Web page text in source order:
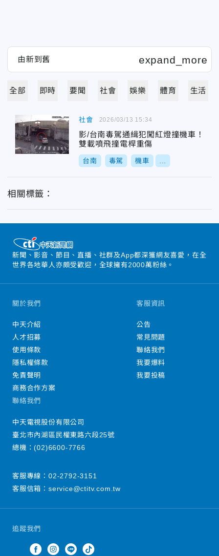
全部 即時 要聞 社會 娛樂 體育 生活
社會
影/台南毒駕通緝犯闖紅燈撞機車！
雙載噴飛撞電桿重傷
台南 毒駕 機車
2026/03/13 15:34
相關標籤：
新聞、影音、節目、直播、社群及App都深獲網友喜愛，在全
世界各地華人亦頗受歡迎，全球擁有2000萬粉絲。
追蹤我們
關於我們
中天介紹
人才招募
使用條款
隱私權條款
免責聲明
商務合作方案
客服資訊
公告
常見問題
聯絡我們
我要爆料
我要投稿
聯絡我們
中天電視股份有限公司
臺北市內湖區民權東路六段25號
總機：(02)6600-7766
客服專線： 02-2792-3151
客服信箱： service@ctitv.com.tw